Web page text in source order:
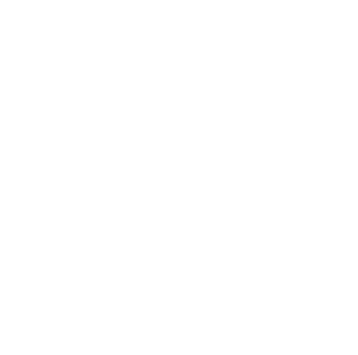
- 01